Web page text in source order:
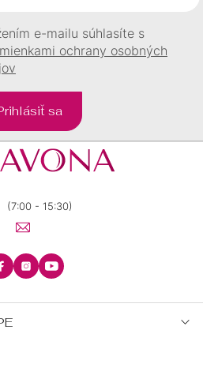
e-mailu súhlasíte s
ochrany osobných
sa
(7:00 - 15:30)